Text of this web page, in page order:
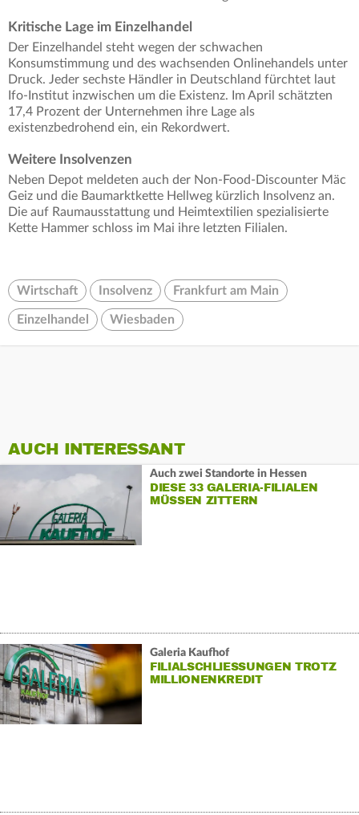
Kritische Lage im Einzelhandel
Der Einzelhandel steht wegen der schwachen
Konsumstimmung und des wachsenden Onlinehandels unter
Druck. Jeder sechste Händler in Deutschland fürchtet laut
Ifo-Institut inzwischen um die Existenz. Im April schätzten
17,4 Prozent der Unternehmen ihre Lage als
existenzbedrohend ein, ein Rekordwert.
Weitere Insolvenzen
Neben Depot meldeten auch der Non-Food-Discounter Mäc
Geiz und die Baumarktkette Hellweg kürzlich Insolvenz an.
Die auf Raumausstattung und Heimtextilien spezialisierte
Kette Hammer schloss im Mai ihre letzten Filialen.
Wirtschaft Insolvenz Frankfurt am Main
Einzelhandel Wiesbaden
AUCH INTERESSANT
Auch zwei Standorte in Hessen
DIESE 33 GALERIA-FILIALEN
MÜSSEN ZITTERN
Galeria Kaufhof
FILIALSCHLIESSUNGEN TROTZ M
ILLIONENKREDIT